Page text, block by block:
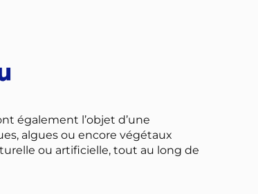
également l’objet d’une
algues ou encore végétaux
ou artificielle, tout au long de